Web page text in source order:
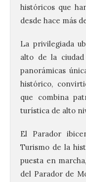
históricos que
desde hace más
La privilegiada
alto de la ciudad
panorámicas
histórico,
que combina
turística de alto
El Parador
Turismo de la
puesta en
del Parador de